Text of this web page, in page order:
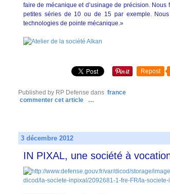
faire de mécanique et d’usinage de précision.
petites séries de 10 ou de 15 par exemple.
technologies de pointe mécanique.»
Repost
Published by RP Defense dans france
commenter cet article
…
3 décembre 2012
IN PIXAL, une société à